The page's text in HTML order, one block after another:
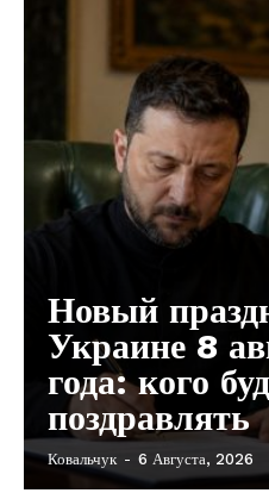
Новый
Украине 8
года: кого
поздравлять
Ковальчук - 6 Августа, 2026